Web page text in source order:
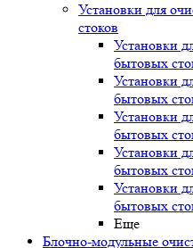
Установки для
стоков
Установки
бытовых
Установки
бытовых
Установки
бытовых
Установки
бытовых
Установки
бытовых
Еще
Блочно-модульные